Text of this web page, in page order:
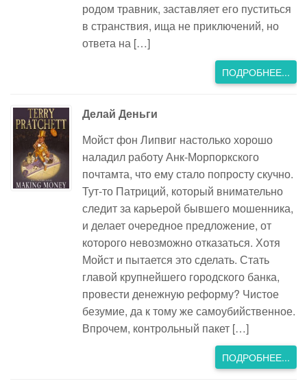
родом травник, заставляет его пуститься
в странствия, ища не приключений, но
ответа на […]
ПОДРОБНЕЕ...
Делай Деньги
Мойст фон Липвиг настолько хорошо
наладил работу Анк-Морпоркского
почтамта, что ему стало попросту скучно.
Тут-то Патриций, который внимательно
следит за карьерой бывшего мошенника,
и делает очередное предложение, от
которого невозможно отказаться. Хотя
Мойст и пытается это сделать. Стать
главой крупнейшего городского банка,
провести денежную реформу? Чистое
безумие, да к тому же самоубийственное.
Впрочем, контрольный пакет […]
ПОДРОБНЕЕ...